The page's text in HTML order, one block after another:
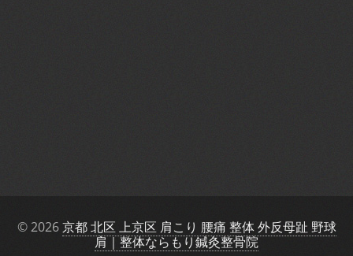
© 2026京都 北区 上京区 肩こり 腰痛 整体 外反母趾 野球
肩｜整体ならもり鍼灸整骨院